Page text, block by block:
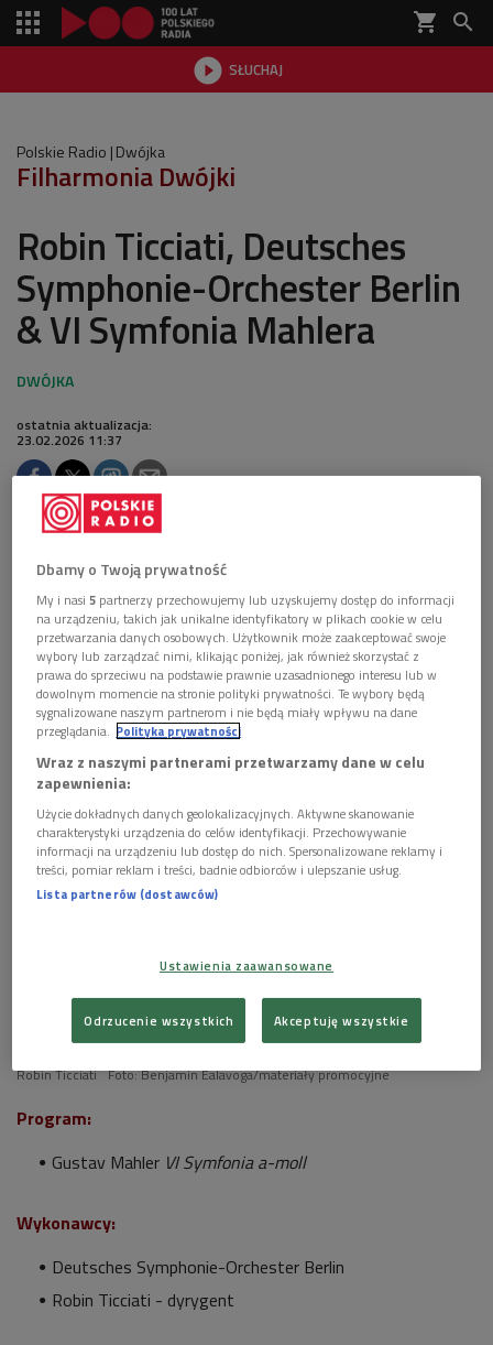
shopping_cart 
 SŁUCHAJ

Polskie Radio Dwójka
Filharmonia Dwójki
Robin Ticciati, Deutsches
Symphonie-Orchester Berlin
& VI Symfonia Mahlera
ostatnia aktualizacja:
23.02.2026 11:37
Google News
Koncert Deutsches Symphonie-Orchester Berlin pod
batutą Robina Ticciatiego wypełniła w całości VI
Symfonia a-moll Gustava Mahlera. To jedno z
najbardziej dramatycznych dzieł w jego twórczości,
określane często mianem "Symfonii tragicznej" -
rozbudowana, intensywna kompozycja o wyrazistej
dramaturgii i głębokim ładunku emocjonalnym.
Robin Ticciati Foto: Benjamin Ealavoga/materiały promocyjne
Program:
Gustav Mahler VI Symfonia a-moll
Wykonawcy:
Deutsches Symphonie-Orchester Berlin
Robin Ticciati - dyrygent
Dbamy o Twoją prywatność
My i nasi5 partnerzy przechowujemy lub uzyskujemy dostęp do informacji
na urządzeniu, takich jak unikalne identyfikatory w plikach cookie w celu
przetwarzania danych osobowych. Użytkownik może zaakceptować swoje
wybory lub zarządzać nimi, klikając poniżej, jak również skorzystać z
prawa do sprzeciwu na podstawie prawnie uzasadnionego interesu lub w
dowolnym momencie na stronie polityki prywatności. Te wybory będą
sygnalizowane naszym partnerom i nie będą miały wpływu na dane
przeglądania. Polityka prywatności
Wraz z naszymi partnerami przetwarzamy dane w celu
zapewnienia:
Użycie dokładnych danych geolokalizacyjnych. Aktywne skanowanie
charakterystyki urządzenia do celów identyfikacji. Przechowywanie
informacji na urządzeniu lub dostęp do nich. Spersonalizowane reklamy i
treści, pomiar reklam i treści, badnie odbiorców i ulepszanie usług.
Lista partnerów (dostawców)
Ustawienia zaawansowane
Odrzucenie wszystkich Akceptuję wszystkie